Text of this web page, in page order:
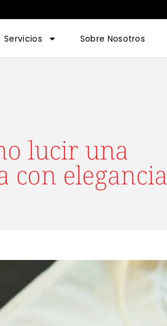
Servicios Sobre Nosotros
lucir una
con elegancia